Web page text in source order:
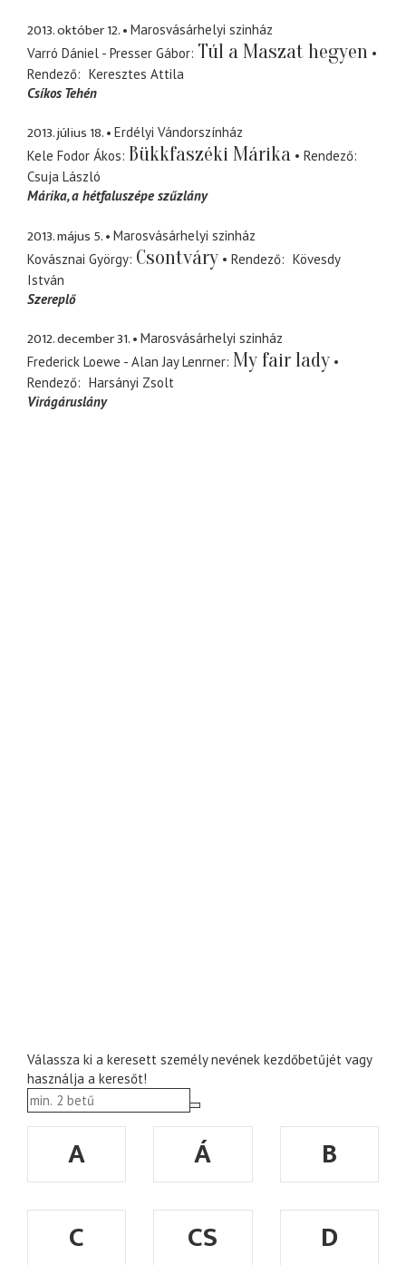
2013. október 12.
Marosvásárhelyi szinház
Varró Dániel - Presser Gábor Túl a Maszat hegyen
Rendező
Keresztes Attila
Csíkos Tehén
2013. július 18.
Erdélyi Vándorszínház
Kele Fodor Ákos Bükkfaszéki Márika
Rendező
Csuja László
Márika a hétfaluszépe szűzlány
2013. május 5.
Marosvásárhelyi szinház
Kovásznai György Csontváry Rendező
Kövesdy
István
Szereplő
2012. december 31.
Marosvásárhelyi szinház
Frederick Loewe - Alan Jay Lenrner My fair lady
Rendező
Harsányi Zsolt
Virágáruslány
Válassza ki a keresett személy nevének kezdőbetűjét vagy
használja a keresőt!
A Á
B
C
CS D